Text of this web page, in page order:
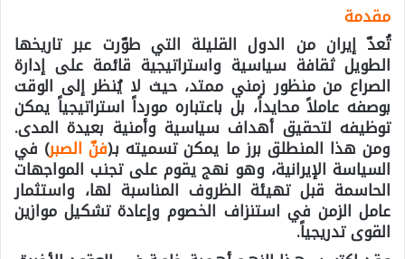
مقدمة
تُعدّ إيران من الدول القليلة التي طوّرت عبر تاريخها
الطويل ثقافة سياسية واستراتيجية قائمة على إدارة
الصراع من منظور زمني ممتد، حيث لا يُنظر إلى الوقت
بوصفه عاملاً محايداً، بل باعتباره مورداً استراتيجياً يمكن
توظيفه لتحقيق أهداف سياسية وأمنية بعيدة المدى.
ومن هذا المنطلق برز ما يمكن تسميته بـ(فنّ الصبر) في
السياسة الإيرانية، وهو نهج يقوم على تجنب المواجهات
الحاسمة قبل تهيئة الظروف المناسبة لها، واستثمار
عامل الزمن في استنزاف الخصوم وإعادة تشكيل موازين
القوى تدريجياً.